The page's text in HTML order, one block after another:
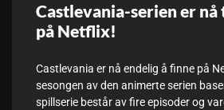
Castlevania-serien er
på Netflix!
Castlevania er nå endelig å finne på
sesongen av den animerte serien
spillserie består av fire episoder og